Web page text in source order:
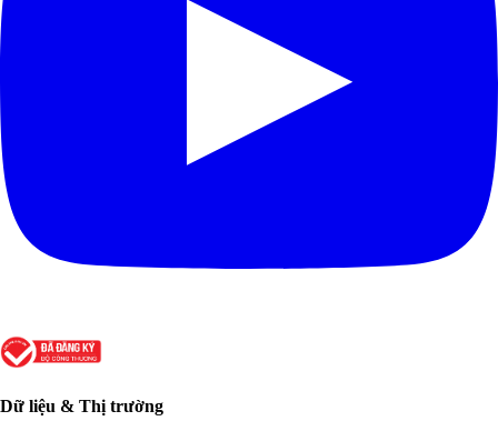
Dữ liệu & Thị trường